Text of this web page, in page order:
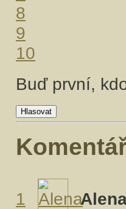
8
9
10
Buď první,
Hlasovat
1